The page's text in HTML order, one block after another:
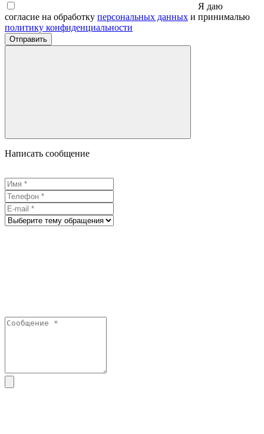
Я даю
согласие на обработку персональных данных и принималью
политику конфиденциальности
Отправить
Написать сообщение